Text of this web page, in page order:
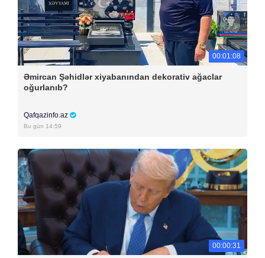
00:01:08
Əmircan Şəhidlər xiyabanından dekorativ ağaclar
oğurlanıb?
Qafqazinfo.az
Bu gün 14:59
00:00:31